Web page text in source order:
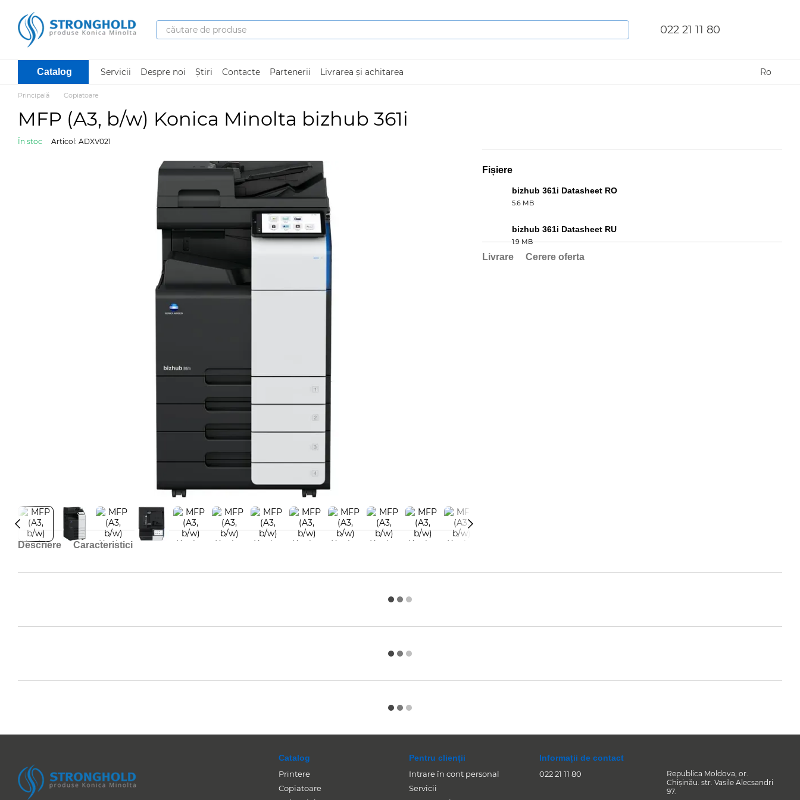
022 21 11 80
Catalog Servicii Despre noi Știri Contacte Partenerii Livrarea și achitarea Ro
Principală Copiatoare
MFP (A3, b/w) Konica Minolta bizhub 361i
În stoc Articol: ADXV021
Descriere Caracteristici
Fișiere
bizhub 361i Datasheet RO
5.6 MB
bizhub 361i Datasheet RU
1.9 MB
Livrare Cerere oferta
Catalog
Printere
Copiatoare
Pentru clienții
Intrare în cont personal
Servicii
Informații de contact
022 21 11 80
Republica Moldova, or.
Chişinău. str. Vasile Alecsandri
97.